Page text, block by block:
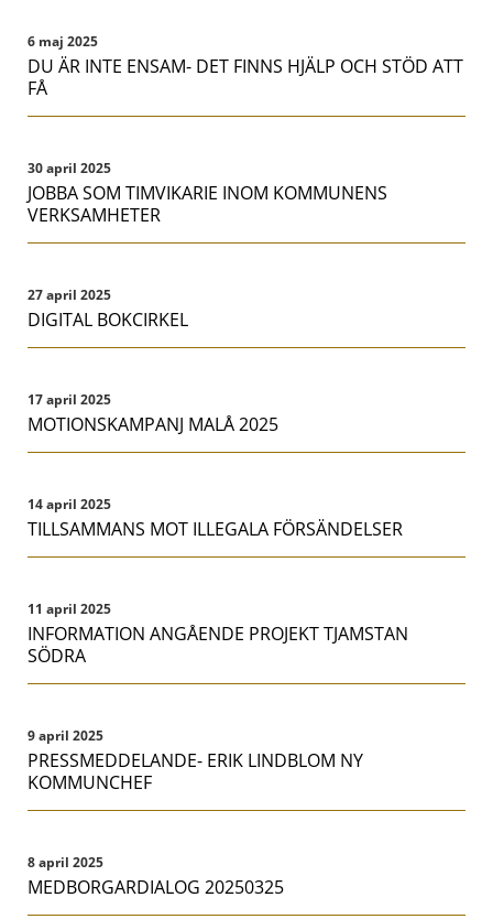
6 maj 2025
DU ÄR INTE ENSAM- DET FINNS HJÄLP OCH STÖD ATT
FÅ
30 april 2025
JOBBA SOM TIMVIKARIE INOM KOMMUNENS
VERKSAMHETER
27 april 2025
DIGITAL BOKCIRKEL
17 april 2025
MOTIONSKAMPANJ MALÅ 2025
14 april 2025
TILLSAMMANS MOT ILLEGALA FÖRSÄNDELSER
11 april 2025
INFORMATION ANGÅENDE PROJEKT TJAMSTAN
SÖDRA
9 april 2025
PRESSMEDDELANDE- ERIK LINDBLOM NY
KOMMUNCHEF
8 april 2025
MEDBORGARDIALOG 20250325